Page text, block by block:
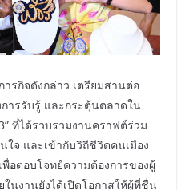
รกิจดังกล่าว เตรียมสานต่อ
ารรับรู้ และกระตุ้นตลาดใน
ที่ได้รวบรวมงานคราฟต์ร่วม
จ และเข้ากับวิถีชีวิตคนเมือง
อตอบโจทย์ความต้องการของผู้
นงานยังได้เปิดโอกาสให้ผู้ที่ชื่น